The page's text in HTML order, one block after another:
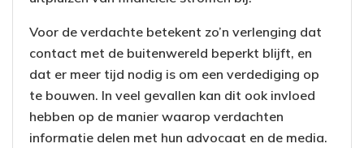
Voor de verdachte betekent zo’n verlenging dat
contact met de buitenwereld beperkt blijft, en
dat er meer tijd nodig is om een verdediging op
te bouwen. In veel gevallen kan dit ook invloed
hebben op de manier waarop verdachten
informatie delen met hun advocaat en de media.